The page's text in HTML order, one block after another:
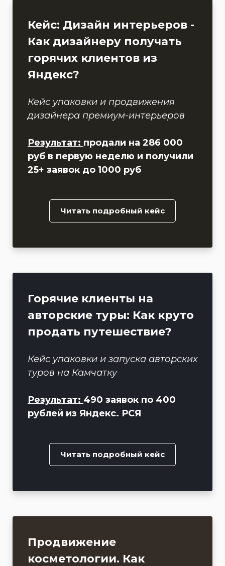
Кейс: Дизайн интерьеров -
Как дизайнеру получать
горячих клиентов из
Яндекс?
Кейс упаковки и продвижения
дизайнера премиум-интерьеров
Результат: продали на 286 000
руб в первую неделю и получили
25+ заявок до 1000 руб
Читать подробный кейс
Горячие клиенты на
авторские туры: Как круто
продать путешествие?
Кейс упаковки и запуска авторских
туров на Камчатку
Результат: 490 заявок по 400
рублей из Яндекс. РСЯ
Читать подробный кейс
Продвижение
косметологии. Как